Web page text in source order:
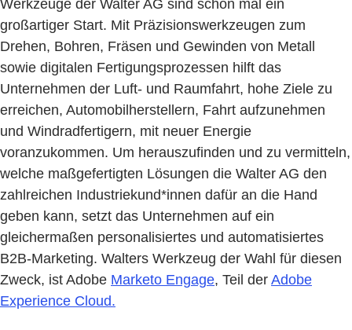
Werkzeuge der Walter AG sind schon mal ein
großartiger Start. Mit Präzisionswerkzeugen zum
Drehen, Bohren, Fräsen und Gewinden von Metall
sowie digitalen Fertigungsprozessen hilft das
Unternehmen der Luft- und Raumfahrt, hohe Ziele zu
erreichen, Automobilherstellern, Fahrt aufzunehmen
und Windradfertigern, mit neuer Energie
voranzukommen. Um herauszufinden und zu vermitteln,
welche maßgefertigten Lösungen die Walter AG den
zahlreichen Industriekund*innen dafür an die Hand
geben kann, setzt das Unternehmen auf ein
gleichermaßen personalisiertes und automatisiertes
B2B-Marketing. Walters Werkzeug der Wahl für diesen
Zweck, ist Adobe Marketo Engage, Teil der Adobe
Experience Cloud.